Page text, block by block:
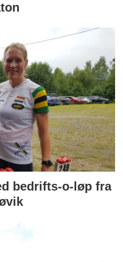
bedrifts-o-løp fra